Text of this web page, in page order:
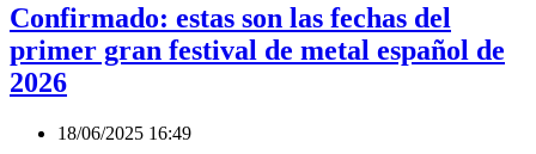
Confirmado: estas son las fechas del
primer gran festival de metal español de
2026
18/06/2025 16:49